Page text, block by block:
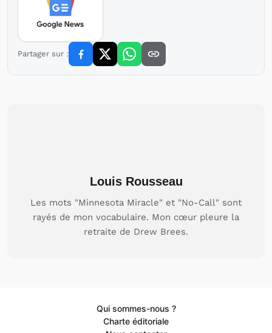
Partager sur :
Louis Rousseau
Les mots "Minnesota Miracle" et "No-Call" sont
rayés de mon vocabulaire. Mon cœur pleure la
retraite de Drew Brees.
Qui sommes-nous ?
Charte éditoriale